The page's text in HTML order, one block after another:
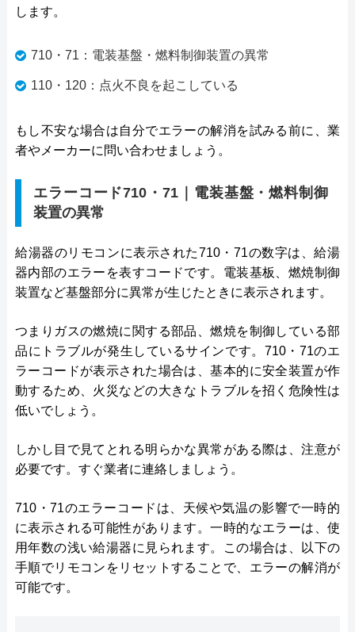
します。
710・71：電装基盤・燃料制御装置の異常
110・120：点火不良を起こしている
もし不安な場合は自分でエラーの解消を試みる前に、業
者やメーカーに問い合わせましょう。
エラーコード710・71｜電装基盤・燃料制御
装置の異常
給湯器のリモコンに表示された710・71の数字は、給湯
器内部のエラーを表すコードです。電装基板、燃焼制御
装置など基盤部分に異常が生じたときに表示されます。
つまりガスの燃焼に関する部品、燃焼を制御している部
品にトラブルが発生しているサインです。710・71のエ
ラーコードが表示された場合は、基本的に安全装置が作
動するため、火災などの大きなトラブルを招く危険性は
低いでしょう。
しかし目で見てとれる明らかな異常がある際は、注意が
必要です。すぐ業者に連絡しましょう。
710・71のエラーコードは、天候や気温の影響で一時的
に表示される可能性があります。一時的なエラーは、使
用年数の浅い給湯器に見られます。この場合は、以下の
手順でリモコンをリセットすることで、エラーの解消が
可能です。